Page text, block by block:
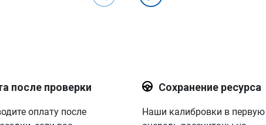
после проверки
оплату после
Сохранение ресурса
Наши калибровки в первую